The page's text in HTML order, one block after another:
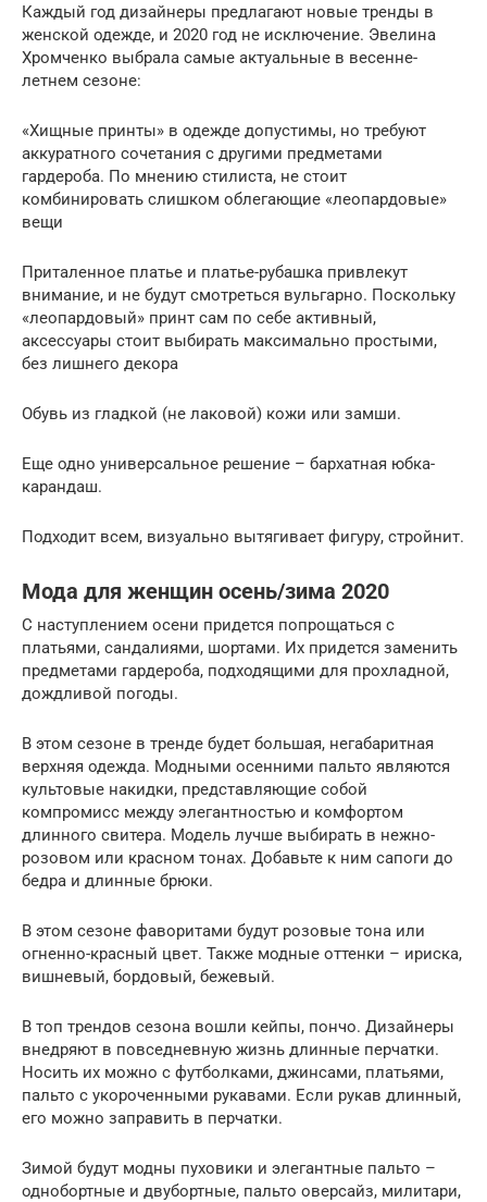
Каждый год дизайнеры предлагают новые тренды в
женской одежде, и 2020 год не исключение. Эвелина
Хромченко выбрала самые актуальные в весенне-
летнем сезоне:
«Хищные принты» в одежде допустимы, но требуют
аккуратного сочетания с другими предметами
гардероба. По мнению стилиста, не стоит
комбинировать слишком облегающие «леопардовые»
вещи
Приталенное платье и платье-рубашка привлекут
внимание, и не будут смотреться вульгарно. Поскольку
«леопардовый» принт сам по себе активный,
аксессуары стоит выбирать максимально простыми,
без лишнего декора
Обувь из гладкой (не лаковой) кожи или замши.
Еще одно универсальное решение – бархатная юбка-
карандаш.
Подходит всем, визуально вытягивает фигуру, стройнит.
Мода для женщин осень/зима 2020
С наступлением осени придется попрощаться с
платьями, сандалиями, шортами. Их придется заменить
предметами гардероба, подходящими для прохладной,
дождливой погоды.
В этом сезоне в тренде будет большая, негабаритная
верхняя одежда. Модными осенними пальто являются
культовые накидки, представляющие собой
компромисс между элегантностью и комфортом
длинного свитера. Модель лучше выбирать в нежно-
розовом или красном тонах. Добавьте к ним сапоги до
бедра и длинные брюки.
В этом сезоне фаворитами будут розовые тона или
огненно-красный цвет. Также модные оттенки – ириска,
вишневый, бордовый, бежевый.
В топ трендов сезона вошли кейпы, пончо. Дизайнеры
внедряют в повседневную жизнь длинные перчатки.
Носить их можно с футболками, джинсами, платьями,
пальто с укороченными рукавами. Если рукав длинный,
его можно заправить в перчатки.
Зимой будут модны пуховики и элегантные пальто –
однобортные и двубортные, пальто оверсайз, милитари,